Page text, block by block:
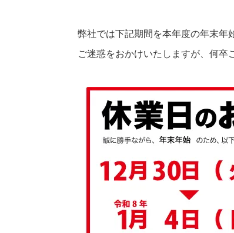
弊社では下記期間を本年度の年末年
ご迷惑をおかけいたしますが、何卒